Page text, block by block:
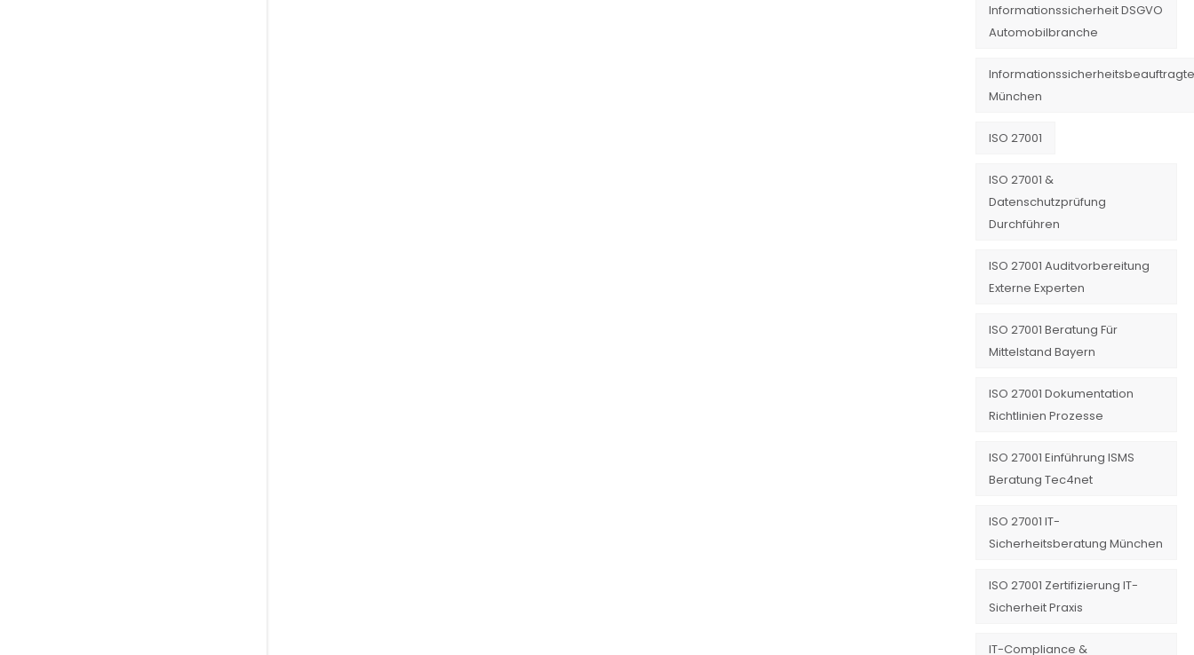
Informationssicherheit DSGVO
Automobilbranche
München
ISO 27001
ISO 27001 &
Datenschutzprüfung
Durchführen
ISO 27001 Auditvorbereitung
Externe Experten
ISO 27001 Beratung Für
Mittelstand Bayern
ISO 27001 Dokumentation
Richtlinien Prozesse
ISO 27001 Einführung ISMS
Beratung Tec4net
ISO 27001 IT-
Sicherheitsberatung München
ISO 27001 Zertifizierung IT-
Sicherheit Praxis
IT-Compliance &